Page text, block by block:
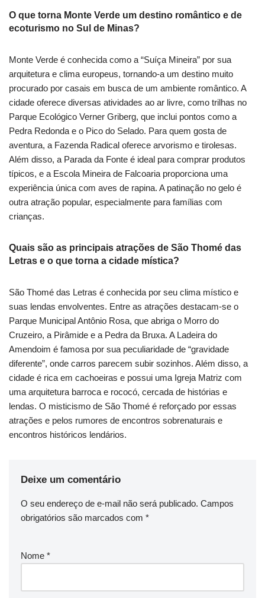
O que torna Monte Verde um destino romântico e de
ecoturismo no Sul de Minas?
Monte Verde é conhecida como a “Suíça Mineira” por sua
arquitetura e clima europeus, tornando-a um destino muito
procurado por casais em busca de um ambiente romântico. A
cidade oferece diversas atividades ao ar livre, como trilhas no
Parque Ecológico Verner Griberg, que inclui pontos como a
Pedra Redonda e o Pico do Selado. Para quem gosta de
aventura, a Fazenda Radical oferece arvorismo e tirolesas.
Além disso, a Parada da Fonte é ideal para comprar produtos
típicos, e a Escola Mineira de Falcoaria proporciona uma
experiência única com aves de rapina. A patinação no gelo é
outra atração popular, especialmente para famílias com
crianças.
Quais são as principais atrações de São Thomé das
Letras e o que torna a cidade mística?
São Thomé das Letras é conhecida por seu clima místico e
suas lendas envolventes. Entre as atrações destacam-se o
Parque Municipal Antônio Rosa, que abriga o Morro do
Cruzeiro, a Pirâmide e a Pedra da Bruxa. A Ladeira do
Amendoim é famosa por sua peculiaridade de “gravidade
diferente”, onde carros parecem subir sozinhos. Além disso, a
cidade é rica em cachoeiras e possui uma Igreja Matriz com
uma arquitetura barroca e rococó, cercada de histórias e
lendas. O misticismo de São Thomé é reforçado por essas
atrações e pelos rumores de encontros sobrenaturais e
encontros históricos lendários.
Deixe um comentário
O seu endereço de e-mail não será publicado. Campos
obrigatórios são marcados com *
Nome *